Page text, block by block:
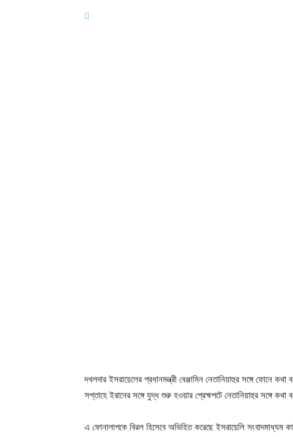
দখলদার ইসরায়েলের প্রধানমন্ত্রী বেঞ্জামিন নেতানিয়াহুর সঙ্গে ফোনে
সপ্তাহে ইরানের সঙ্গে যুদ্ধ শুরু হওয়ার প্রেক্ষপটে নেতানিয়াহুর সঙ্গে কথা
এ ফোনালাপকে বিরল হিসেবে অভিহিত করেছে ইসরায়েলি